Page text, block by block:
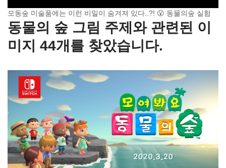
모동숲 미술품에는 이런 비밀이 숨겨져 있다..?! 😮 동물의숲 실험
동물의 숲 그림 주제와 관련된 이
미지 44개를 찾았습니다.